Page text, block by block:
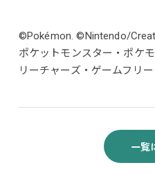
©Pokémon. ©Nintendo/
ポケットモンスター・ポケ
リーチャーズ・ゲームフリー
一覧